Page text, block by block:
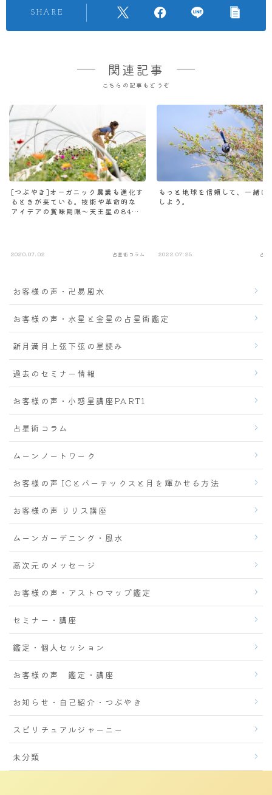
SHARE
関連記事
こちらの記事もどうぞ
[つぶやき]オーガニック農業も進化す
るときが来ている。技術や革命的な
アイデアの賞味期限～天王星の84年
2020.07.02 占星術コラム
もっと地球を信頼して、一緒に
しよう。
2022.07.25 占
お客様の声・卍易風水
お客様の声・水星と金星の占星術鑑定
新月満月上弦下弦の星読み
過去のセミナー情報
お客様の声・小惑星講座PART1
占星術コラム
ムーンノートワーク
お客様の声 ICとバーテックスと月を輝かせる方法
お客様の声 リリス講座
ムーンガーデニング・風水
高次元のメッセージ
お客様の声・アストロマップ鑑定
セミナー・講座
鑑定・個人セッション
お客様の声 鑑定・講座
お知らせ・自己紹介・つぶやき
スピリチュアルジャーニー
未分類